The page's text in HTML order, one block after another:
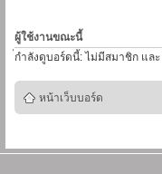
ผู้ใช้งานขณะนี้
กำลังดูบอร์ดนี้: ไม่มีสมาชิก แล
หน้าเว็บบอร์ด